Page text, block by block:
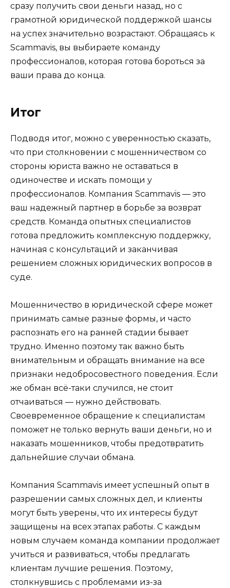
сразу получить свои деньги назад, но с
грамотной юридической поддержкой шансы
на успех значительно возрастают. Обращаясь к
Scammavis, вы выбираете команду
профессионалов, которая готова бороться за
ваши права до конца.
Итог
Подводя итог, можно с уверенностью сказать,
что при столкновении с мошенничеством со
стороны юриста важно не оставаться в
одиночестве и искать помощи у
профессионалов. Компания Scammavis — это
ваш надежный партнер в борьбе за возврат
средств. Команда опытных специалистов
готова предложить комплексную поддержку,
начиная с консультаций и заканчивая
решением сложных юридических вопросов в
суде.
Мошенничество в юридической сфере может
принимать самые разные формы, и часто
распознать его на ранней стадии бывает
трудно. Именно поэтому так важно быть
внимательным и обращать внимание на все
признаки недобросовестного поведения. Если
же обман всё-таки случился, не стоит
отчаиваться — нужно действовать.
Своевременное обращение к специалистам
поможет не только вернуть ваши деньги, но и
наказать мошенников, чтобы предотвратить
дальнейшие случаи обмана.
Компания Scammavis имеет успешный опыт в
разрешении самых сложных дел, и клиенты
могут быть уверены, что их интересы будут
защищены на всех этапах работы. С каждым
новым случаем команда компании продолжает
учиться и развиваться, чтобы предлагать
клиентам лучшие решения. Поэтому,
столкнувшись с проблемами из-за